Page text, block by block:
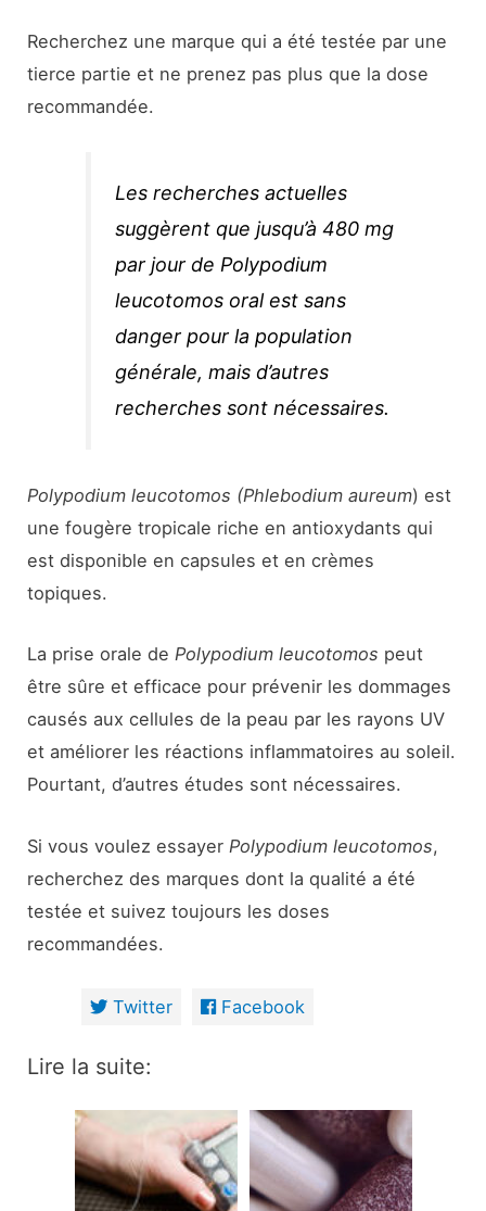
Recherchez une marque qui a été testée par une
tierce partie et ne prenez pas plus que la dose
recommandée.
Les recherches actuelles
suggèrent que jusqu’à 480 mg
par jour de Polypodium
leucotomos oral est sans
danger pour la population
générale, mais d’autres
recherches sont nécessaires.
Polypodium leucotomos (Phlebodium aureum) est
une fougère tropicale riche en antioxydants qui
est disponible en capsules et en crèmes
topiques.
La prise orale dePolypodium leucotomos peut
être sûre et efficace pour prévenir les dommages
causés aux cellules de la peau par les rayons UV
et améliorer les réactions inflammatoires au soleil.
Pourtant, d’autres études sont nécessaires.
Si vous voulez essayer Polypodium leucotomos,
recherchez des marques dont la qualité a été
testée et suivez toujours les doses
recommandées.
Twitter Facebook
Lire la suite: